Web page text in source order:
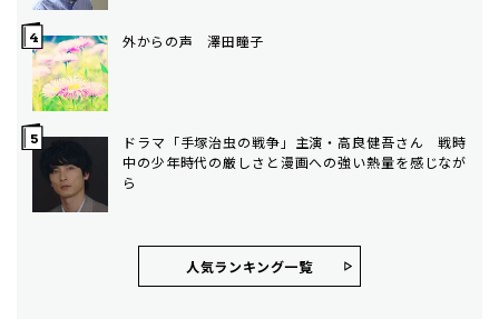
外からの声 澤田瞳子
ドラマ「手塚治虫の戦争」主演・高良健吾さん 戦時
中の少年時代の厳しさと漫画への強い熱量を感じなが
ら
人気ランキング⼀覧